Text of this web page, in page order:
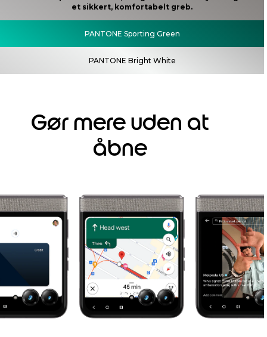
et sikkert, komfortabelt greb.
PANTONE Sporting Green
PANTONE Bright White
Gør mere uden at
åbne